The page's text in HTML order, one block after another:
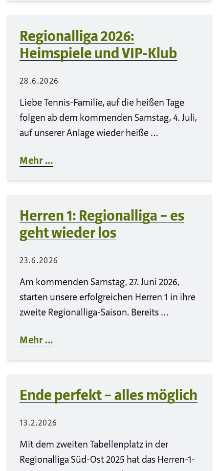
Regionalliga 2026:
Heimspiele und VIP-Klub
28.6.2026
Liebe Tennis-Familie, auf die heißen Tage
folgen ab dem kommenden Samstag, 4. Juli,
auf unserer Anlage wieder heiße …
Mehr …
Herren 1: Regionalliga – es
geht wieder los
23.6.2026
Am kommenden Samstag, 27. Juni 2026,
starten unsere erfolgreichen Herren 1 in ihre
zweite Regionalliga-Saison. Bereits …
Mehr …
Ende perfekt – alles möglich
13.2.2026
Mit dem zweiten Tabellenplatz in der
Regionalliga Süd-Ost 2025 hat das Herren-1-